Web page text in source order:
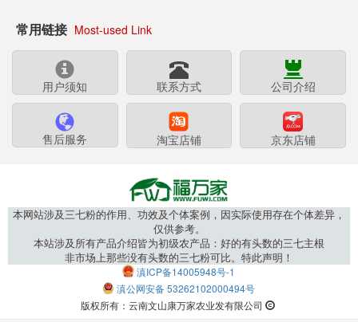
常用链接 Most-used Link
用户须知 联系方式 公司介绍
售后服务 淘宝店铺 京东店铺
本网站涉及三七粉的作用、功效及个体案例，因实际使用存在个体差异，
仅供参考。
本站涉及所有产品介绍皆为初级农产品：好的有头数的三七主根
非市场上那些没有头数的三七粉可比。特此声明！
滇ICP备14005948号-1
滇公网安备 53262102000494号
版权所有：云南文山康万家农业发有限公司